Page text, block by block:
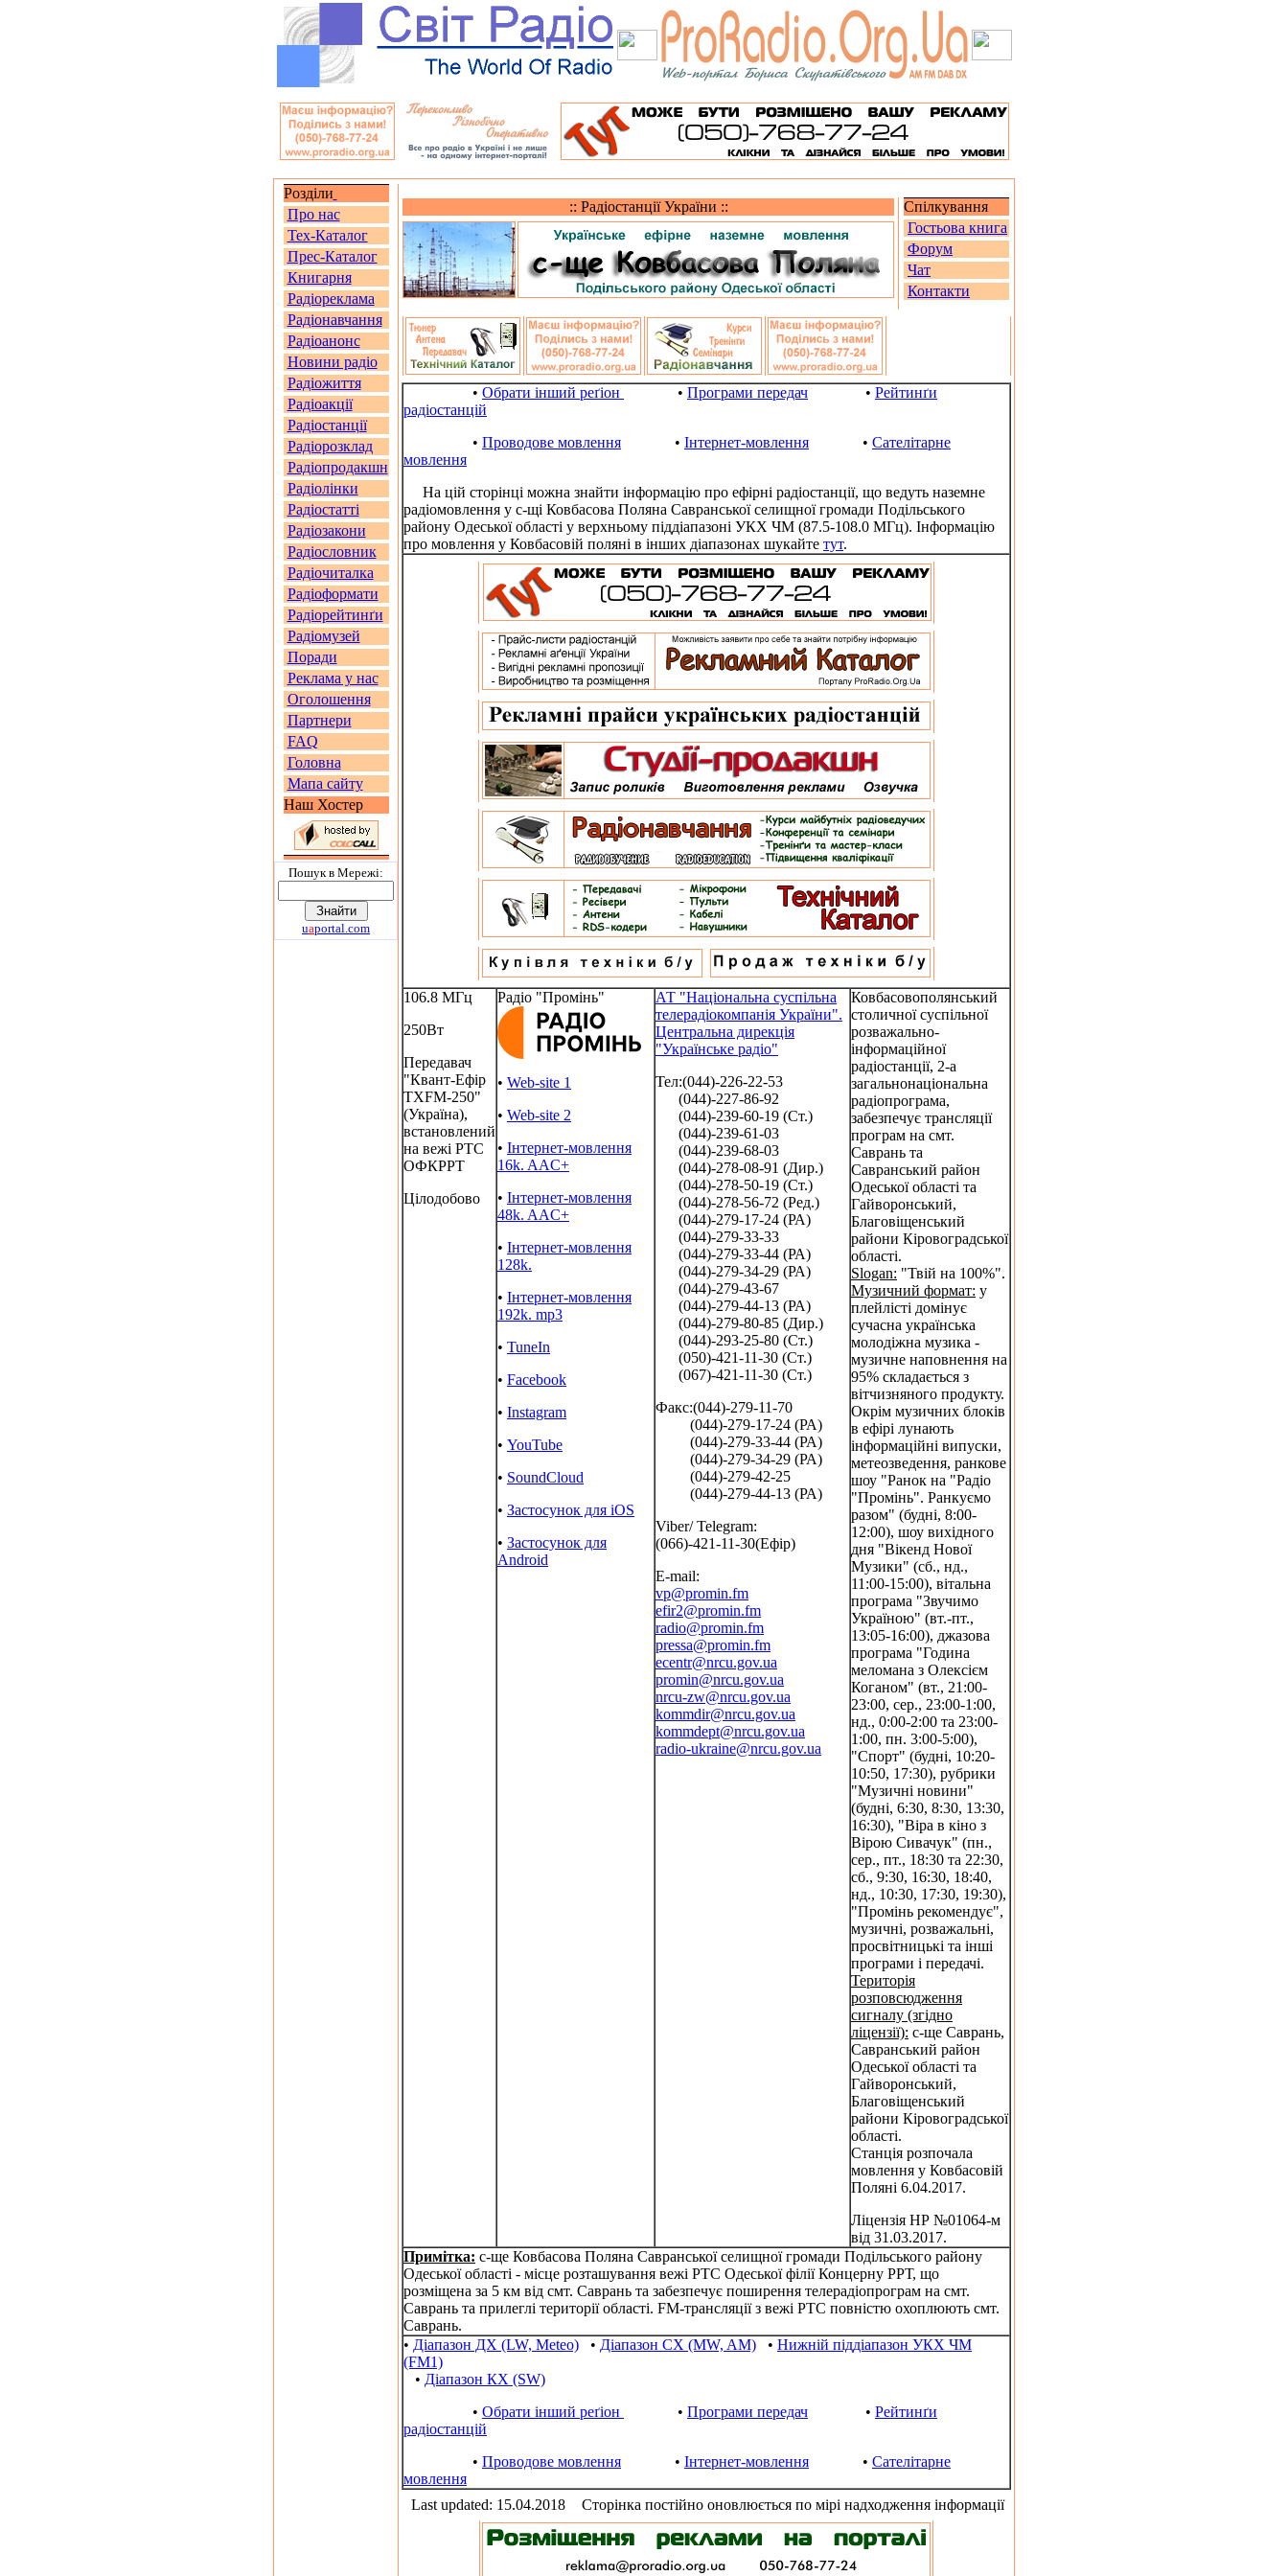
Розділи
Про нас
Тех-Каталог
Прес-Каталог
Книгарня
Радіореклама
Радіонавчання
Радіоанонс
Новини радіо
Радіожиття
Радіоакції
Радіостанції
Радіорозклад
Радіопродакшн
Радіолінки
Радіостатті
Радіозакони
Радіословник
Радіочиталка
Радіоформати
Радіорейтинґи
Радіомузей
Поради
Реклама у нас
Оголошення
Партнери
FAQ
Головна
Мапа сайту
Наш Хостер
Пошук в Мережi:
uaportal.com
Спілкування
Гостьова книга
Форум
Чат
Контакти
:: Радіостанції України ::
• Обрати інший реґіон • Програми передач • Рейтинґи
радіостанцій
• Проводове мовлення • Інтернет-мовлення • Сателітарне
мовлення
На цій сторінці можна знайти інформацію про ефірні радіостанції, що ведуть наземне
радіомовлення у с-щі Ковбасова Поляна Савранської селищної громади Подільського
району Одеської області у верхньому піддіапазоні УКХ ЧМ (87.5-108.0 МГц). Інформацію
про мовлення у Ковбасовій поляні в інших діапазонах шукайте тут.
106.8 МГц
250Вт
Передавач
"Квант-Ефір
TXFM-250"
(Україна),
встановлений
на вежі РТС
ОФКРРТ
Цілодобово
Радіо "Промінь"
• Web-site 1
• Web-site 2
• Інтернет-мовлення
16k. AAC+
• Інтернет-мовлення
48k. AAC+
• Інтернет-мовлення
128k.
• Інтернет-мовлення
192k. mp3
• TuneIn
• Facebook
• Instagram
• YouTube
• SoundCloud
• Застосунок для iOS
• Застосунок для
Android
АТ "Національна суспільна
телерадіокомпанія України".
Центральна дирекція
"Українське радіо"
Тел:(044)-226-22-53
(044)-227-86-92
(044)-239-60-19 (Ст.)
(044)-239-61-03
(044)-239-68-03
(044)-278-08-91 (Дир.)
(044)-278-50-19 (Ст.)
(044)-278-56-72 (Ред.)
(044)-279-17-24 (РА)
(044)-279-33-33
(044)-279-33-44 (РА)
(044)-279-34-29 (РА)
(044)-279-43-67
(044)-279-44-13 (РА)
(044)-279-80-85 (Дир.)
(044)-293-25-80 (Ст.)
(050)-421-11-30 (Ст.)
(067)-421-11-30 (Ст.)
Факс:(044)-279-11-70
(044)-279-17-24 (РА)
(044)-279-33-44 (РА)
(044)-279-34-29 (РА)
(044)-279-42-25
(044)-279-44-13 (РА)
Viber/ Telegram:
(066)-421-11-30(Ефір)
E-mail:
vp@promin.fm
efir2@promin.fm
radio@promin.fm
pressa@promin.fm
ecentr@nrcu.gov.ua
promin@nrcu.gov.ua
nrcu-zw@nrcu.gov.ua
kommdir@nrcu.gov.ua
kommdept@nrcu.gov.ua
radio-ukraine@nrcu.gov.ua
Ковбасовополянський
столичної суспільної
розважально-
інформаційної
радіостанції, 2-а
загальнонаціональна
радіопрограма,
забезпечує трансляції
програм на смт.
Саврань та
Савранський район
Одеської області та
Гайворонський,
Благовіщенський
райони Кіровоградської
області.
Slogan: "Твій на 100%".
Музичний формат: у
плейлісті домінує
сучасна українська
молодіжна музика -
музичне наповнення на
95% складається з
вітчизняного продукту.
Окрім музичних блоків
в ефірі лунають
інформаційні випуски,
метеозведення, ранкове
шоу "Ранок на "Радіо
"Промінь". Ранкуємо
разом" (будні, 8:00-
12:00), шоу вихідного
дня "Вікенд Нової
Музики" (сб., нд.,
11:00-15:00), вітальна
програма "Звучимо
Україною" (вт.-пт.,
13:05-16:00), джазова
програма "Година
меломана з Олексієм
Коганом" (вт., 21:00-
23:00, сер., 23:00-1:00,
нд., 0:00-2:00 та 23:00-
1:00, пн. 3:00-5:00),
"Спорт" (будні, 10:20-
10:50, 17:30), рубрики
"Музичні новини"
(будні, 6:30, 8:30, 13:30,
16:30), "Віра в кіно з
Вірою Сивачук" (пн.,
сер., пт., 18:30 та 22:30,
сб., 9:30, 16:30, 18:40,
нд., 10:30, 17:30, 19:30),
"Промінь рекомендує",
музичні, розважальні,
просвітницькі та інші
програми і передачі.
Територія
розповсюдження
сигналу (згідно
ліцензії): с-ще Саврань,
Савранський район
Одеської області та
Гайворонський,
Благовіщенський
райони Кіровоградської
області.
Станція розпочала
мовлення у Ковбасовій
Поляні 6.04.2017.
Ліцензія НР №01064-м
від 31.03.2017.
Примітка: с-ще Ковбасова Поляна Савранської селищної громади Подільського району
Одеської області - місце розташування вежі РТС Одеської філії Концерну РРТ, що
розміщена за 5 км від смт. Саврань та забезпечує поширення телерадіопрограм на смт.
Саврань та прилеглі території області. FM-трансляції з вежі РТС повністю охоплюють смт.
Саврань.
• Діапазон ДХ (LW, Meteo) • Діапазон СХ (MW, AM) • Нижній піддіапазон УКХ ЧМ
(FM1)
• Діапазон КХ (SW)
• Обрати інший реґіон • Програми передач • Рейтинґи
радіостанцій
• Проводове мовлення • Інтернет-мовлення • Сателітарне
мовлення
Last updated: 15.04.2018
Сторінка постійно оновлюється по мірі надходження інформації